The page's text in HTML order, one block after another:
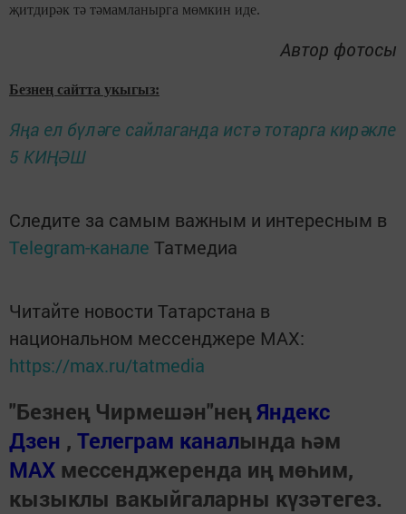
җитдирәк тә тәмамланырга мөмкин иде.
Автор фотосы
Безнең сайтта укыгыз:
Яңа ел бүләге сайлаганда истә тотарга кирәкле
5 КИҢӘШ
Следите за самым важным и интересным в
Telegram-канале Татмедиа
Читайте новости Татарстана в
национальном мессенджере MАХ:
https://max.ru/tatmedia
"Безнең Чирмешән"неңЯндекс
Дзен , Телеграм каналында һәм
МАХ мессенджеренда иң мөһим,
кызыклы вакыйгаларны күзәтегез.